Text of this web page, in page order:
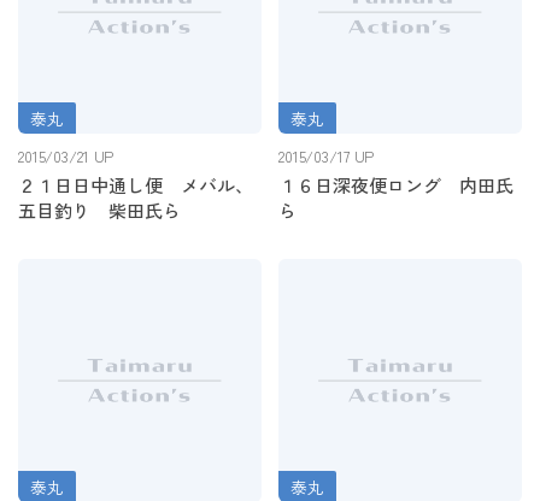
２１日日中通し便 メバル、
五目釣り 柴田氏ら
泰丸
2015/03/21 UP
２１日日中通し便 メバル、
五目釣り 柴田氏ら
１６日深夜便ロング 内田氏
泰丸
2015/03/17 UP
１６日深夜便ロング 内田氏
ら
泰丸 泰丸